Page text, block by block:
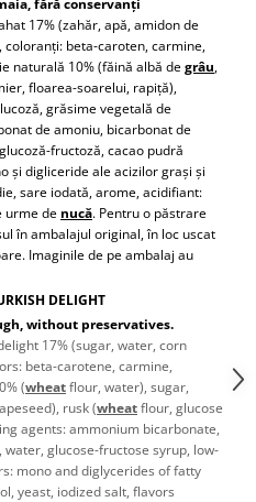
fără conservanți
17% (zahăr, apă, amidon de
beta-caroten, carmine,
naturală 10% (făină albă degrâu,
floarea-soarelui, rapiţă),
grăsime vegetală de
de amoniu, bicarbonat de
fructoză, cacao pudră
și digliceride ale acizilor grași și
sare iodată, arome, acidifiant:
urme de nucă. Pentru o păstrare
în ambalajul original, în loc uscat
Imaginile de pe ambalaj au
DELIGHT
without preservatives.
17% (sugar, water, corn
beta-carotene, carmine,
(wheatflour, water), sugar,
rusk (wheatflour, glucose
agents: ammonium bicarbonate,
glucose-fructose syrup, low-
mono and diglycerides of fatty
yeast, iodized salt, flavors